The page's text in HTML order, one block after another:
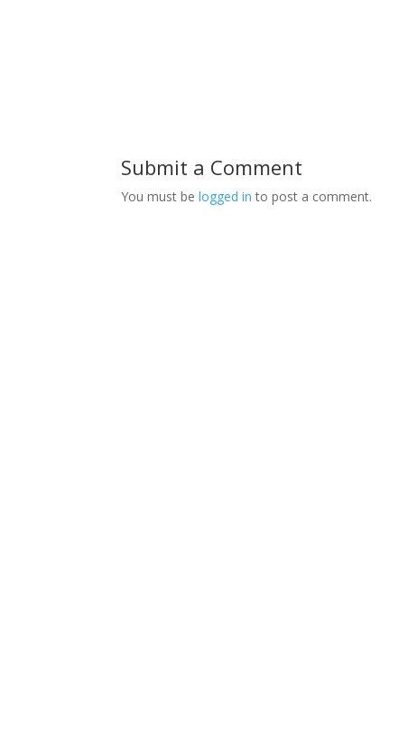
Submit a Comment
You must belogged in to post a comment.